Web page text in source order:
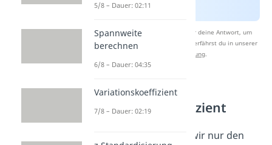
Nach Beantwortung speichern wir deine Antwort, um
Studyflix zu verbessern. Mehr dazu erfährst du in unserer
Datenschutzerklärung.
Chi Quadrat
Kontingenzkoeffizient
Im Folgenden werden wir nur den
5/8 – Dauer: 02:11
Spannweite
berechnen
6/8 – Dauer: 04:35
Variationskoeffizient
7/8 – Dauer: 02:19